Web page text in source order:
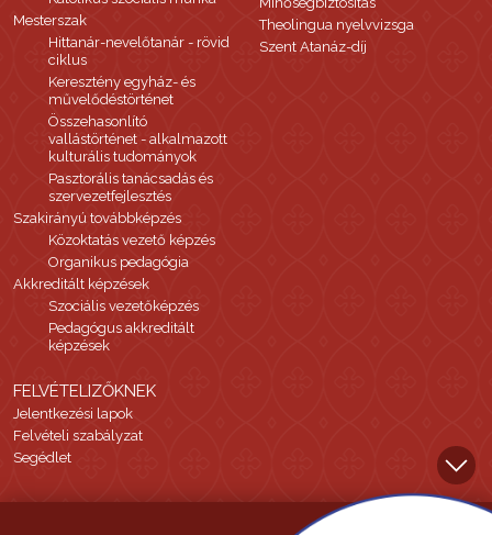
Mesterszak
Hittanár-nevelőtanár - rövid
ciklus
Keresztény egyház- és
művelődéstörténet
Összehasonlító
vallástörténet - alkalmazott
kulturális tudományok
Pasztorális tanácsadás és
szervezetfejlesztés
Szakirányú továbbképzés
Közoktatás vezető képzés
Organikus pedagógia
Akkreditált képzések
Szociális vezetőképzés
Pedagógus akkreditált
képzések
Theolingua nyelvvizsga
Szent Atanáz-díj
FELVÉTELIZŐKNEK
Jelentkezési lapok
Felvételi szabályzat
Segédlet